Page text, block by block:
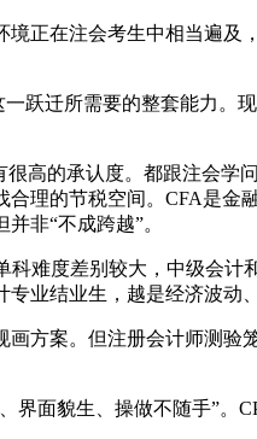
在注会考生中相当遍及
迁所需要的整套能力。
高的承认度。都跟注会学
理的节税空间。CFA是金
非“不成跨越”。
难度差别较大，中级会计
业结业生，越是经济波动
方案。但注册会计师测
面貌生、操做不随手”。